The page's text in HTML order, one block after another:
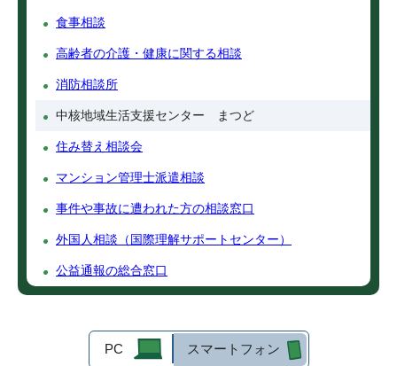
食事相談
高齢者の介護・健康に関する相談
消防相談所
中核地域生活支援センター まつど
住み替え相談会
マンション管理士派遣相談
事件や事故に遭われた方の相談窓口
外国人相談（国際理解サポートセンター）
公益通報の総合窓口
PC スマートフォン